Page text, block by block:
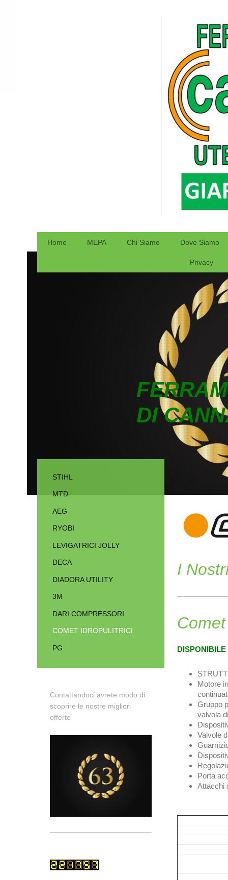
Home MEPA Chi Siamo Dove Siamo
Privacy
DI
I
DISPONIBILE
Motore
Gruppo
valvola
Valvole
Porta
Attacchi
STIHL
MTD
AEG
RYOBI
LEVIGATRICI JOLLY
DECA
DIADORA UTILITY
3M
DARI COMPRESSORI
COMET IDROPULITRICI
PG
Contattandoci avrete modo di
scoprire le nostre migliori
offerte